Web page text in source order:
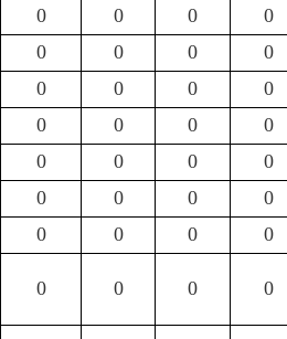
0 0 0 0
0 0 0 0
0 0 0 0
0 0 0 0
0 0 0 0
0 0 0 0
0 0 0 0
0 0 0 0